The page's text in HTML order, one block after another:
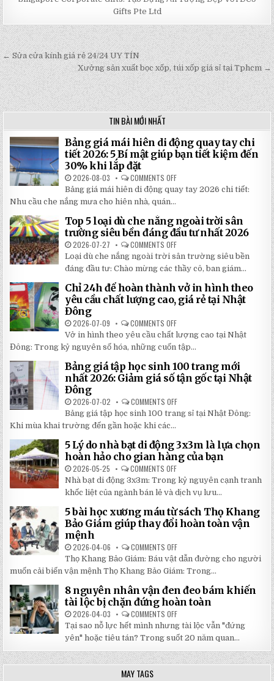
Gifts Pte Ltd
Post
navigation
← Sửa cửa kính giá rẻ 24/24 UY TÍN
Xưởng sản xuất bọc xốp, túi xốp giá sỉ tại Tphcm →
TIN BÀI MỚI NHẤT
Bảng giá mái hiên di động quay tay chi
tiết 2026: 5 Bí mật giúp bạn tiết kiệm đến
30% khi lắp đặt
2026-08-03 COMMENTS OFF
BẢNG
GIÁ
ĐỘNG
QUAY
TAY
TIẾT
2026:
5
BÍ
MẬT
GIÚP
BẠN
TIẾT
KHI
LẮP
ĐẶT
Bảng giá mái hiên di động quay tay 2026 chi tiết:
Nhu cầu che nắng mưa cho hiên nhà, quán...
Top 5 loại dù che nắng ngoài trời sân
trường siêu bền đáng đầu tư nhất 2026
2026-07-27 COMMENTS OFF
TOP
5
LOẠI
DÙ
CHE
NẮNG
NGOÀI
TRỜI
BỀN
ĐÁNG
ĐẦU
NHẤT
2026
Loại dù che nắng ngoài trời sân trường siêu bền
đáng đầu tư: Chào mừng các thầy cô, ban giám...
Chỉ 24h để hoàn thành vở in hình theo
yêu cầu chất lượng cao, giá rẻ tại Nhật
Đông
2026-07-09 COMMENTS OFF
CHỈ
24H
ĐỂ
HOÀN
VỞ
IN
HÌNH
YÊU
CHẤT
LƯỢNG
RẺ
TẠI
NHẬT
ĐÔNG
Vở in hình theo yêu cầu chất lượng cao tại Nhật
Đông: Trong kỷ nguyên số hóa, những cuốn tập...
Bảng giá tập học sinh 100 trang mới
nhất 2026: Giảm giá số tận gốc tại Nhật
Đông
2026-07-02 COMMENTS OFF
BẢNG
GIÁ
100
TRANG
MỚI
2026:
GIẢM
GIÁ
SỐ
TẬN
GỐC
TẠI
NHẬT
Bảng giá tập học sinh 100 trang sỉ tại Nhật Đông:
Khi mùa khai trường đến gần hoặc khi các...
5 Lý do nhà bạt di động 3x3m là lựa chọn
hoàn hảo cho gian hàng của bạn
2026-05-25 COMMENTS OFF
5
LÝ
DO
NHÀ
BẠT
DI
ĐỘNG
3X3M
LỰA
HOÀN
HẢO
CHO
HÀNG
CỦA
BẠN
Nhà bạt di động 3x3m: Trong kỷ nguyên cạnh tranh
khốc liệt của ngành bán lẻ và dịch vụ lưu...
5 bài học xương máu từ sách Thọ Khang
Bảo Giám giúp thay đổi hoàn toàn vận
mệnh
2026-04-06 COMMENTS OFF
5
BÀI
HỌC
XƯƠNG
MÁU
TỪ
SÁCH
THỌ
BẢO
GIÁM
GIÚP
THAY
ĐỔI
HOÀN
TOÀN
Thọ Khang Bảo Giám: Báu vật dẫn đường cho người
muốn cải biến vận mệnh Thọ Khang Bảo Giám: Trong...
8 nguyên nhân vận đen đeo bám khiến
tài lộc bị chặn đứng hoàn toàn
2026-04-03 COMMENTS OFF
NGUYÊN
NHÂN
VẬN
ĐEN
ĐEO
BÁM
Tại sao nỗ lực hết mình nhưng tài lộc vẫn "đứng
yên" hoặc tiêu tán? Trong suốt 20 năm quan...
MAY TAGS